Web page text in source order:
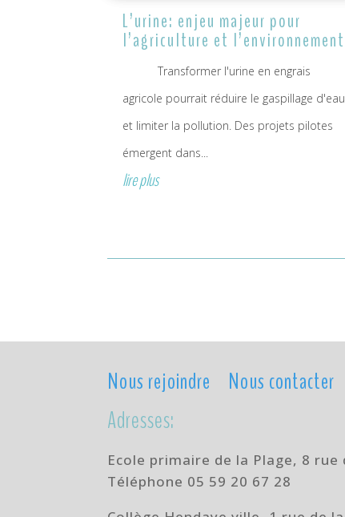
L’urine: enjeu majeur pour
l’agriculture et l’environnement
Transformer l'urine en engrais
agricole pourrait réduire le gaspillage d'eau
et limiter la pollution. Des projets pilotes
émergent dans...
lire plus
Nous rejoindre Nous contacter
Adresses:
Ecole primaire de la Plage, 8 rue
Téléphone 05 59 20 67 28